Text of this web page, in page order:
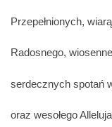
Przepełnionych,
Radosnego,
serdecznych spotań
oraz wesołego